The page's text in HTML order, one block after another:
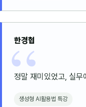
한경협
정말 재미있었고, 실무
생성형 AI활용법 특강